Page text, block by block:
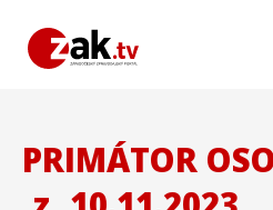
PRIMÁTOR